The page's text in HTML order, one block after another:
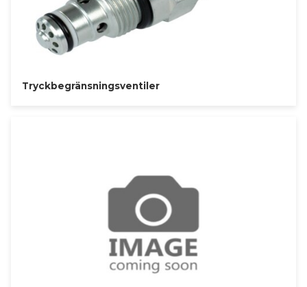
Tryckbegränsningsventiler